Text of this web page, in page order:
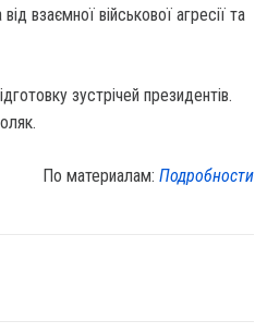
взаємної військової агресії та
зустрічей президентів.
По материалам:Подробности